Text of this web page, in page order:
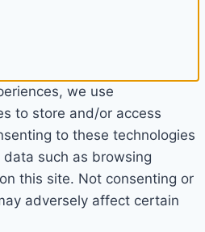
we use
to store and/or access
to these technologies
such as browsing
this site. Not consenting or
adversely affect certain